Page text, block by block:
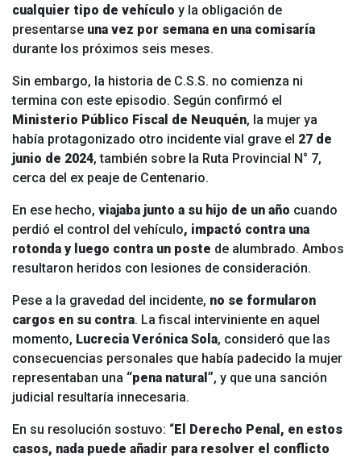
cualquier tipo de vehículo y la obligación de
presentarse una vez por semana en una comisaría
durante los próximos seis meses.
Sin embargo, la historia de C.S.S. no comienza ni
termina con este episodio. Según confirmó el
Ministerio Público Fiscal de Neuquén, la mujer ya
había protagonizado otro incidente vial grave el 27 de
junio de 2024, también sobre la Ruta Provincial N° 7,
cerca del ex peaje de Centenario.
En ese hecho, viajaba junto a su hijo de un año cuando
perdió el control del vehículo, impactó contra una
rotonda y luego contra un poste de alumbrado. Ambos
resultaron heridos con lesiones de consideración.
Pese a la gravedad del incidente, no se formularon
cargos en su contra. La fiscal interviniente en aquel
momento, Lucrecia Verónica Sola, consideró que las
consecuencias personales que había padecido la mujer
representaban una “pena natural”, y que una sanción
judicial resultaría innecesaria.
En su resolución sostuvo: “El Derecho Penal, en estos
casos, nada puede añadir para resolver el conflicto